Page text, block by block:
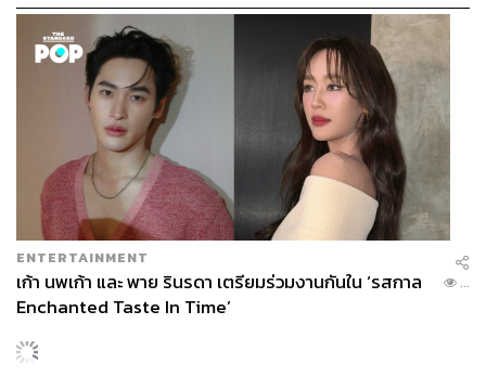
ENTERTAINMENT
เก้า นพเก้า และ พาย รินรดา เตรียมร่วมงานกันใน ‘รสกาล
Enchanted Taste In Time’
...